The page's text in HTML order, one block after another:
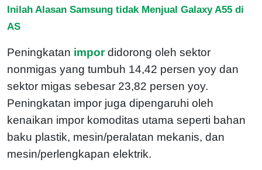
Inilah Alasan Samsung tidak Menjual Galaxy A55 di
AS
Peningkatan impordidorong oleh sektor
nonmigas yang tumbuh 14,42 persen yoy dan
sektor migas sebesar 23,82 persen yoy.
Peningkatan impor juga dipengaruhi oleh
kenaikan impor komoditas utama seperti bahan
baku plastik, mesin/peralatan mekanis, dan
mesin/perlengkapan elektrik.